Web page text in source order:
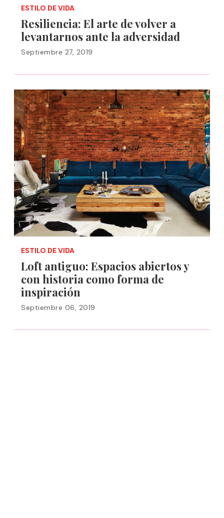
ESTILO DE VIDA
Resiliencia: El arte de volver a
levantarnos ante la adversidad
Septiembre 27, 2019
ESTILO DE VIDA
Loft antiguo: Espacios abiertos y
con historia como forma de
inspiración
Septiembre 06, 2019